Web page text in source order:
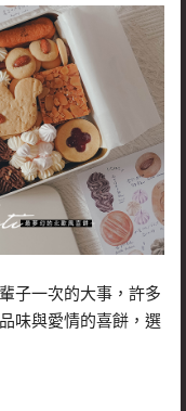
子一次的大事，許多
味與愛情的喜餅，選